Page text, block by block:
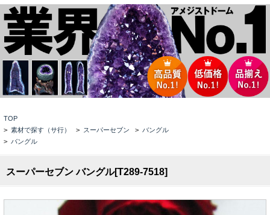
TOP
> 素材で探す（サ行） > スーパーセブン > バングル
> バングル
スーパーセブン バングル[T289-7518]